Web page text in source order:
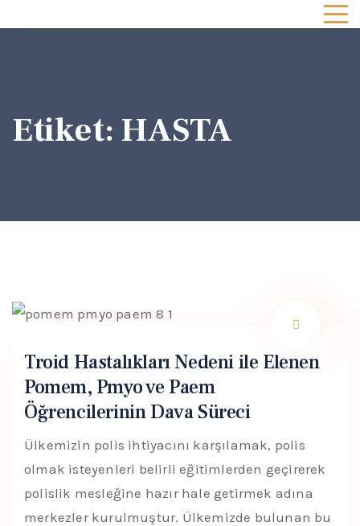
Etiket: HASTA
Troid Hastalıkları Nedeni ile Elenen
Pomem, Pmyo ve Paem
Öğrencilerinin Dava Süreci
Ülkemizin polis ihtiyacını karşılamak, polis
olmak isteyenleri belirli eğitimlerden geçirerek
polislik mesleğine hazır hale getirmek adına
merkezler kurulmuştur. Ülkemizde bulunan bu